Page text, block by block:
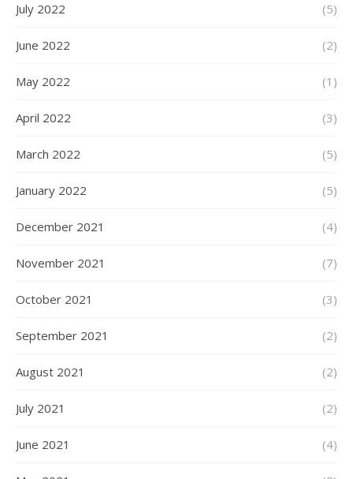
July 2022 (5)
June 2022 (2)
May 2022 (1)
April 2022 (3)
March 2022 (5)
January 2022 (5)
December 2021 (4)
November 2021 (7)
October 2021 (3)
September 2021 (2)
August 2021 (2)
July 2021 (2)
June 2021 (4)